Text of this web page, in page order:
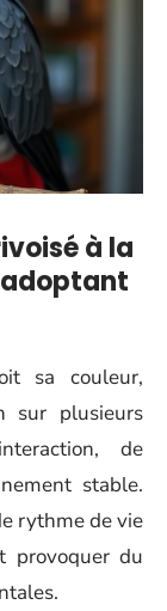
à la
sa couleur,
sur plusieurs
de
stable.
rythme de vie
provoquer du